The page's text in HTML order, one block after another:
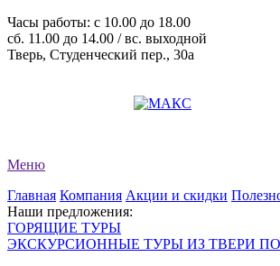
Часы работы: c 10.00 до 18.00
сб. 11.00 до 14.00 / вс. выходной
Тверь, Студенческий пер., 30а
Меню
Главная Компания Акции и скидки
Наши предложения:
ГОРЯЩИЕ ТУРЫ
ЭКСКУРСИОННЫЕ ТУРЫ ИЗ ТВЕРИ